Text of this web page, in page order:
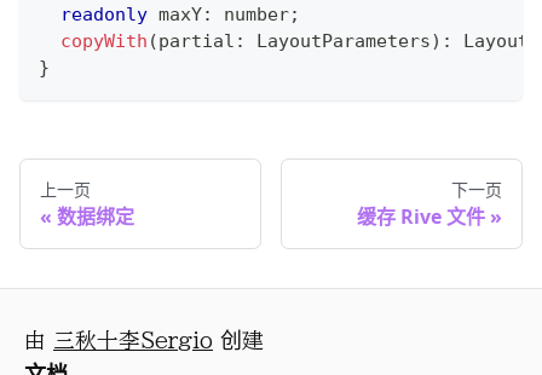
readonly maxY: number;
copyWith (partial : LayoutParameters) : Layout
}
上一页
数据绑定
下一页
缓存 Rive 文件
由 三秋十李Sergio 创建